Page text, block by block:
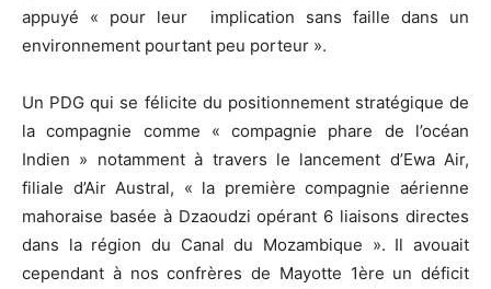
appuyé « pour leur implication sans faille dans un
environnement pourtant peu porteur ».
Un PDG qui se félicite du positionnement stratégique de
la compagnie comme « compagnie phare de l’océan
Indien » notamment à travers le lancement d’Ewa Air,
filiale d’Air Austral, « la première compagnie aérienne
mahoraise basée à Dzaoudzi opérant 6 liaisons directes
dans la région du Canal du Mozambique ». Il avouait
cependant à nos confrères de Mayotte 1ère un déficit